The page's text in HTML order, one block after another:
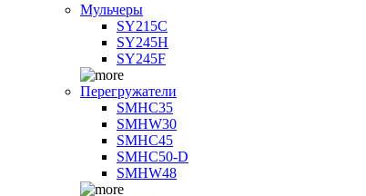
Мульчеры
SY215C
SY245H
SY245F
Перегружатели
SMHC35
SMHW30
SMHC45
SMHC50-D
SMHW48